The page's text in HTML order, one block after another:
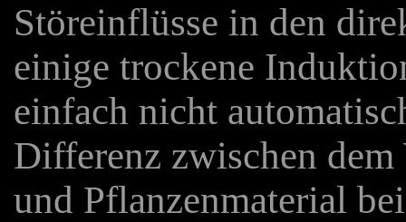
Störeinflüsse in den
einige trockene
einfach nicht
Differenz zwischen
und Pflanzenmaterial